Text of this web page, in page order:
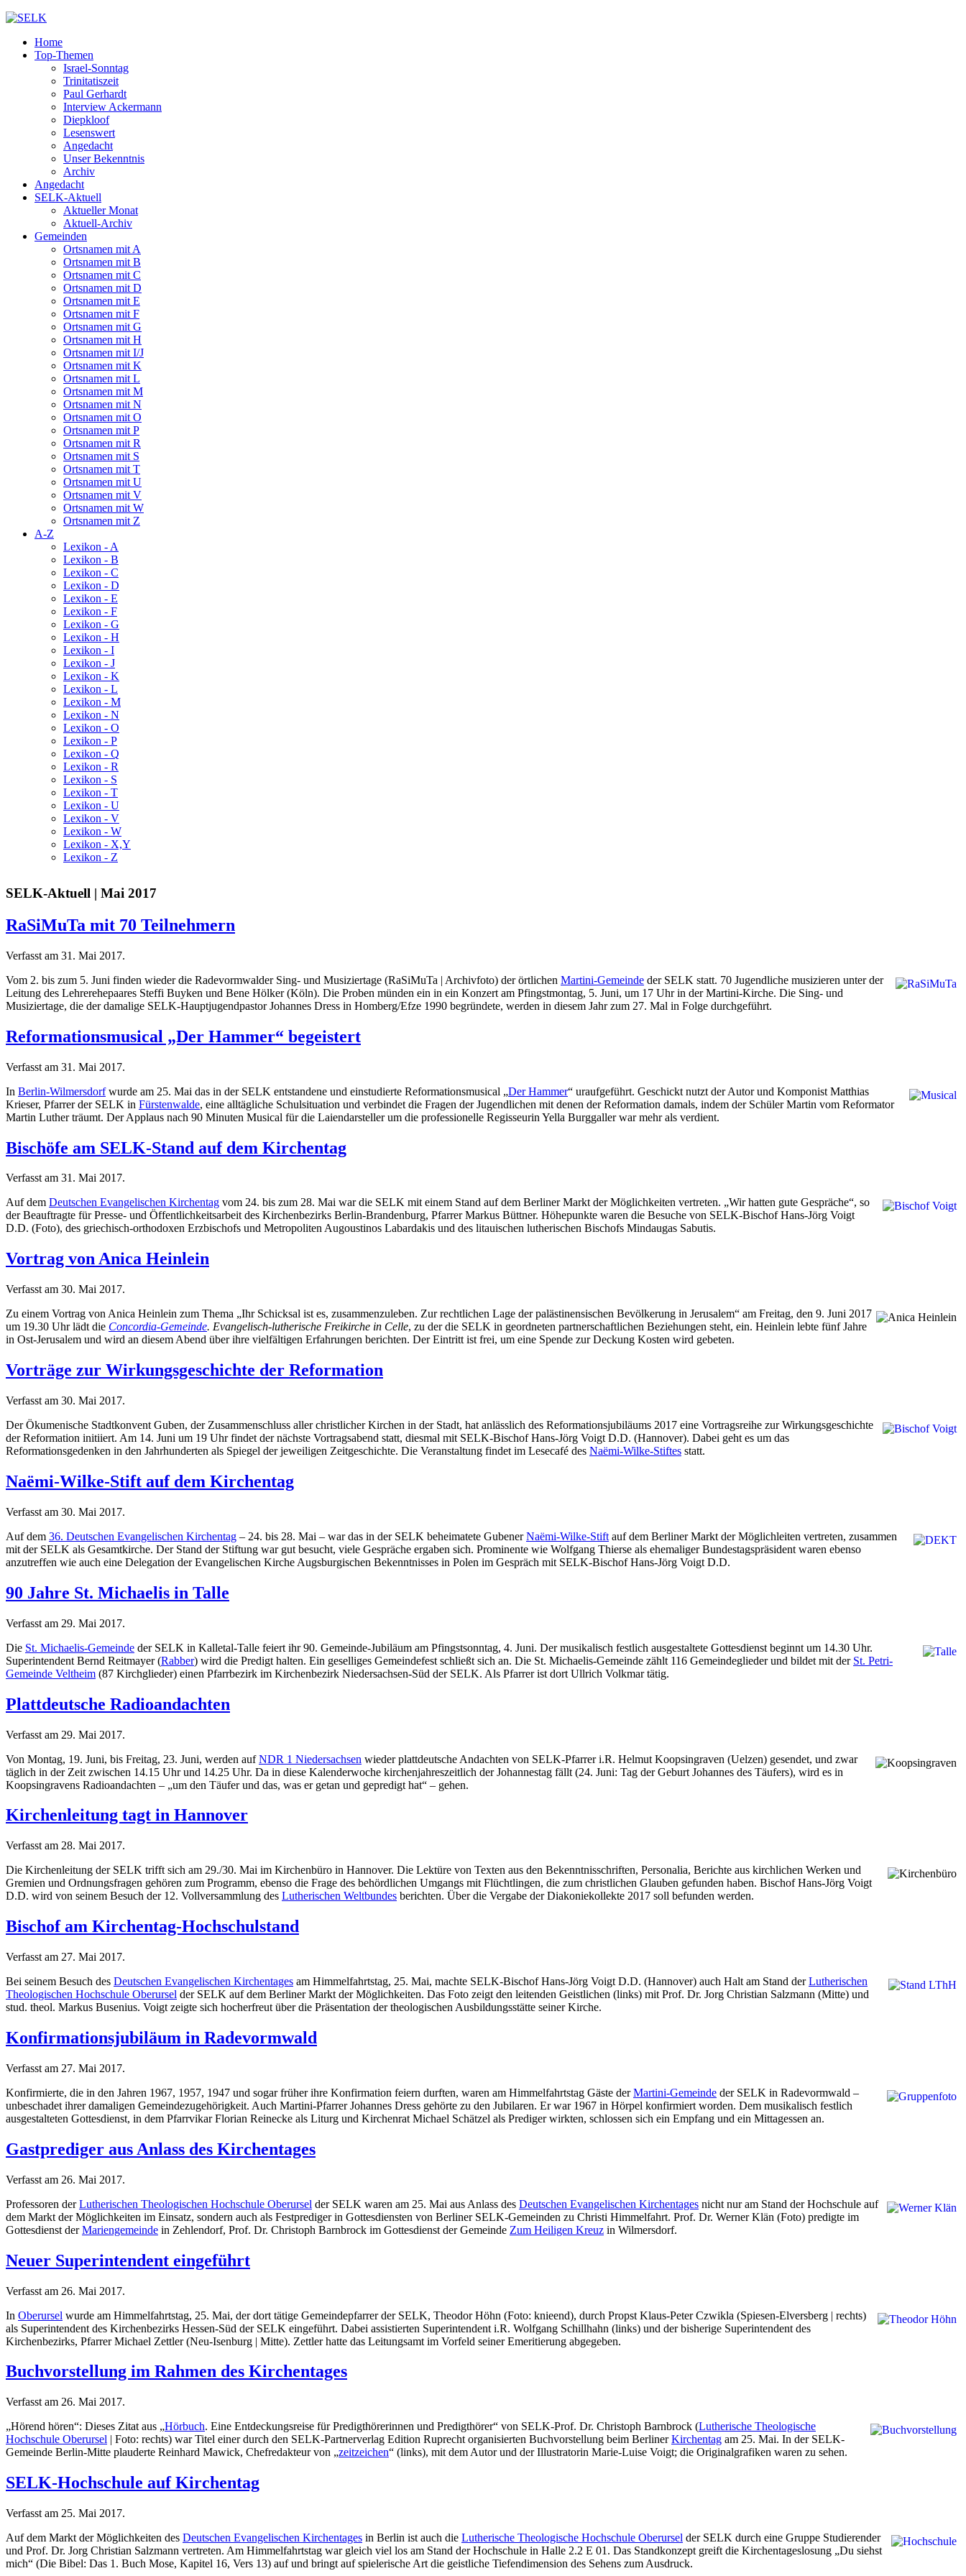
Home
Top-Themen
Israel-Sonntag
Trinitatiszeit
Paul Gerhardt
Interview Ackermann
Diepkloof
Lesenswert
Angedacht
Unser Bekenntnis
Archiv
Angedacht
SELK-Aktuell
Aktueller Monat
Aktuell-Archiv
Gemeinden
Ortsnamen mit A
Ortsnamen mit B
Ortsnamen mit C
Ortsnamen mit D
Ortsnamen mit E
Ortsnamen mit F
Ortsnamen mit G
Ortsnamen mit H
Ortsnamen mit I/J
Ortsnamen mit K
Ortsnamen mit L
Ortsnamen mit M
Ortsnamen mit N
Ortsnamen mit O
Ortsnamen mit P
Ortsnamen mit R
Ortsnamen mit S
Ortsnamen mit T
Ortsnamen mit U
Ortsnamen mit V
Ortsnamen mit W
Ortsnamen mit Z
A-Z
Lexikon - A
Lexikon - B
Lexikon - C
Lexikon - D
Lexikon - E
Lexikon - F
Lexikon - G
Lexikon - H
Lexikon - I
Lexikon - J
Lexikon - K
Lexikon - L
Lexikon - M
Lexikon - N
Lexikon - O
Lexikon - P
Lexikon - Q
Lexikon - R
Lexikon - S
Lexikon - T
Lexikon - U
Lexikon - V
Lexikon - W
Lexikon - X,Y
Lexikon - Z
SELK-Aktuell | Mai 2017
RaSiMuTa mit 70 Teilnehmern
Verfasst am 31. Mai 2017.
Vom 2. bis zum 5. Juni finden wieder die Radevormwalder Sing- und Musiziertage (RaSiMuTa | Archivfoto) der örtlichen Martini-Gemeinde der SELK statt. 70 Jugendliche musizieren unter der
Leitung des Lehrerehepaares Steffi Buyken und Bene Hölker (Köln). Die Proben münden ein in ein Konzert am Pfingstmontag, 5. Juni, um 17 Uhr in der Martini-Kirche. Die Sing- und
Musiziertage, die der damalige SELK-Hauptjugendpastor Johannes Dress in Homberg/Efze 1990 begründete, werden in diesem Jahr zum 27. Mal in Folge durchgeführt.
Reformationsmusical „Der Hammer“ begeistert
Verfasst am 31. Mai 2017.
In Berlin-Wilmersdorfwurde am 25. Mai das in der SELK entstandene und einstudierte Reformationsmusical „Der Hammer“ uraufgeführt. Geschickt nutzt der Autor und Komponist Matthias
Krieser, Pfarrer der SELK in Fürstenwalde, eine alltägliche Schulsituation und verbindet die Fragen der Jugendlichen mit denen der Reformation damals, indem der Schüler Martin vom Reformator
Martin Luther träumt. Der Applaus nach 90 Minuten Musical für die Laiendarsteller um die professionelle Regisseurin Yella Burggaller war mehr als verdient.
Bischöfe am SELK-Stand auf dem Kirchentag
Verfasst am 31. Mai 2017.
Auf dem Deutschen Evangelischen Kirchentag vom 24. bis zum 28. Mai war die SELK mit einem Stand auf dem Berliner Markt der Möglichkeiten vertreten. „Wir hatten gute Gespräche“, so
der Beauftragte für Presse- und Öffentlichkeitsarbeit des Kirchenbezirks Berlin-Brandenburg, Pfarrer Markus Büttner. Höhepunkte waren die Besuche von SELK-Bischof Hans-Jörg Voigt
D.D. (Foto), des griechisch-orthodoxen Erzbischofs und Metropoliten Augoustinos Labardakis und des litauischen lutherischen Bischofs Mindaugas Sabutis.
Vortrag von Anica Heinlein
Verfasst am 30. Mai 2017.
Zu einem Vortrag von Anica Heinlein zum Thema „Ihr Schicksal ist es, zusammenzuleben. Zur rechtlichen Lage der palästinensischen Bevölkerung in Jerusalem“ am Freitag, den 9. Juni 2017
um 19.30 Uhr lädt die Concordia-Gemeinde. Evangelisch-lutherische Freikirche in Celle, zu der die SELK in geordneten partnerschaftlichen Beziehungen steht, ein. Heinlein lebte fünf Jahre
in Ost-Jerusalem und wird an diesem Abend über ihre vielfältigen Erfahrungen berichten. Der Eintritt ist frei, um eine Spende zur Deckung Kosten wird gebeten.
Vorträge zur Wirkungsgeschichte der Reformation
Verfasst am 30. Mai 2017.
Der Ökumenische Stadtkonvent Guben, der Zusammenschluss aller christlicher Kirchen in der Stadt, hat anlässlich des Reformationsjubiläums 2017 eine Vortragsreihe zur Wirkungsgeschichte
der Reformation initiiert. Am 14. Juni um 19 Uhr findet der nächste Vortragsabend statt, diesmal mit SELK-Bischof Hans-Jörg Voigt D.D. (Hannover). Dabei geht es um das
Reformationsgedenken in den Jahrhunderten als Spiegel der jeweiligen Zeitgeschichte. Die Veranstaltung findet im Lesecafé des Naëmi-Wilke-Stiftes statt.
Naëmi-Wilke-Stift auf dem Kirchentag
Verfasst am 30. Mai 2017.
Auf dem 36. Deutschen Evangelischen Kirchentag – 24. bis 28. Mai – war das in der SELK beheimatete GubenerNaëmi-Wilke-Stift auf dem Berliner Markt der Möglichleiten vertreten, zusammen
mit der SELK als Gesamtkirche. Der Stand der Stiftung war gut besucht, viele Gespräche ergaben sich. Prominente wie Wolfgang Thierse als ehemaliger Bundestagspräsident waren ebenso
anzutreffen wie auch eine Delegation der Evangelischen Kirche Augsburgischen Bekenntnisses in Polen im Gespräch mit SELK-Bischof Hans-Jörg Voigt D.D.
90 Jahre St. Michaelis in Talle
Verfasst am 29. Mai 2017.
Die St. Michaelis-Gemeinde der SELK in Kalletal-Talle feiert ihr 90. Gemeinde-Jubiläum am Pfingstsonntag, 4. Juni. Der musikalisch festlich ausgestaltete Gottesdienst beginnt um 14.30 Uhr.
Superintendent Bernd Reitmayer (Rabber) wird die Predigt halten. Ein geselliges Gemeindefest schließt sich an. Die St. Michaelis-Gemeinde zählt 116 Gemeindeglieder und bildet mit der St. Petri-
Gemeinde Veltheim (87 Kirchglieder) einen Pfarrbezirk im Kirchenbezirk Niedersachsen-Süd der SELK. Als Pfarrer ist dort Ullrich Volkmar tätig.
Plattdeutsche Radioandachten
Verfasst am 29. Mai 2017.
Von Montag, 19. Juni, bis Freitag, 23. Juni, werden aufNDR 1 Niedersachsen wieder plattdeutsche Andachten von SELK-Pfarrer i.R. Helmut Koopsingraven (Uelzen) gesendet, und zwar
täglich in der Zeit zwischen 14.15 Uhr und 14.25 Uhr. Da in diese Kalenderwoche kirchenjahreszeitlich der Johannestag fällt (24. Juni: Tag der Geburt Johannes des Täufers), wird es in
Koopsingravens Radioandachten – „um den Täufer und das, was er getan und gepredigt hat“ – gehen.
Kirchenleitung tagt in Hannover
Verfasst am 28. Mai 2017.
Die Kirchenleitung der SELK trifft sich am 29./30. Mai im Kirchenbüro in Hannover. Die Lektüre von Texten aus den Bekenntnisschriften, Personalia, Berichte aus kirchlichen Werken und
Gremien und Ordnungsfragen gehören zum Programm, ebenso die Frage des behördlichen Umgangs mit Flüchtlingen, die zum christlichen Glauben gefunden haben. Bischof Hans-Jörg Voigt
D.D. wird von seinem Besuch der 12. Vollversammlung des Lutherischen Weltbundes berichten. Über die Vergabe der Diakoniekollekte 2017 soll befunden werden.
Bischof am Kirchentag-Hochschulstand
Verfasst am 27. Mai 2017.
Bei seinem Besuch des Deutschen Evangelischen Kirchentages am Himmelfahrtstag, 25. Mai, machte SELK-Bischof Hans-Jörg Voigt D.D. (Hannover) auch Halt am Stand derLutherischen
Theologischen Hochschule Oberursel der SELK auf dem Berliner Markt der Möglichkeiten. Das Foto zeigt den leitenden Geistlichen (links) mit Prof. Dr. Jorg Christian Salzmann (Mitte) und
stud. theol. Markus Busenius. Voigt zeigte sich hocherfreut über die Präsentation der theologischen Ausbildungsstätte seiner Kirche.
Konfirmationsjubiläum in Radevormwald
Verfasst am 27. Mai 2017.
Konfirmierte, die in den Jahren 1967, 1957, 1947 und sogar früher ihre Konfirmation feiern durften, waren am Himmelfahrtstag Gäste derMartini-Gemeinde der SELK in Radevormwald –
unbeschadet ihrer damaligen Gemeindezugehörigkeit. Auch Martini-Pfarrer Johannes Dress gehörte zu den Jubilaren. Er war 1967 in Hörpel konfirmiert worden. Dem musikalisch festlich
ausgestalteten Gottesdienst, in dem Pfarrvikar Florian Reinecke als Liturg und Kirchenrat Michael Schätzel als Prediger wirkten, schlossen sich ein Empfang und ein Mittagessen an.
Gastprediger aus Anlass des Kirchentages
Verfasst am 26. Mai 2017.
Professoren derLutherischen Theologischen Hochschule Oberursel der SELK waren am 25. Mai aus Anlass des Deutschen Evangelischen Kirchentages nicht nur am Stand der Hochschule auf
dem Markt der Möglichkeiten im Einsatz, sondern auch als Festprediger in Gottesdiensten von Berliner SELK-Gemeinden zu Christi Himmelfahrt. Prof. Dr. Werner Klän (Foto) predigte im
Gottesdienst derMariengemeinde in Zehlendorf, Prof. Dr. Christoph Barnbrock im Gottesdienst der Gemeinde Zum Heiligen Kreuz in Wilmersdorf.
Neuer Superintendent eingeführt
Verfasst am 26. Mai 2017.
In Oberursel wurde am Himmelfahrtstag, 25. Mai, der dort tätige Gemeindepfarrer der SELK, Theodor Höhn (Foto: knieend), durch Propst Klaus-Peter Czwikla (Spiesen-Elversberg | rechts)
als Superintendent des Kirchenbezirks Hessen-Süd der SELK eingeführt. Dabei assistierten Superintendent i.R. Wolfgang Schillhahn (links) und der bisherige Superintendent des
Kirchenbezirks, Pfarrer Michael Zettler (Neu-Isenburg | Mitte). Zettler hatte das Leitungsamt im Vorfeld seiner Emeritierung abgegeben.
Buchvorstellung im Rahmen des Kirchentages
Verfasst am 26. Mai 2017.
„Hörend hören“: Dieses Zitat aus „Hörbuch. Eine Entdeckungsreise für Predigthörerinnen und Predigthörer“ von SELK-Prof. Dr. Christoph Barnbrock (Lutherische Theologische
Hochschule Oberursel | Foto: rechts) war Titel einer durch den SELK-Partnerverlag Edition Ruprecht organisierten Buchvorstellung beim BerlinerKirchentag am 25. Mai. In der SELK-
Gemeinde Berlin-Mitte plauderte Reinhard Mawick, Chefredakteur von „zeitzeichen“ (links), mit dem Autor und der Illustratorin Marie-Luise Voigt; die Originalgrafiken waren zu sehen.
SELK-Hochschule auf Kirchentag
Verfasst am 25. Mai 2017.
Auf dem Markt der Möglichkeiten des Deutschen Evangelischen Kirchentages in Berlin ist auch die Lutherische Theologische Hochschule Oberursel der SELK durch eine Gruppe Studierender
und Prof. Dr. Jorg Christian Salzmann vertreten. Am Himmelfahrtstag war gleich viel los am Stand der Hochschule in Halle 2.2 E 01. Das Standkonzept greift die Kirchentageslosung „Du siehst
mich“ (Die Bibel: Das 1. Buch Mose, Kapitel 16, Vers 13) auf und bringt auf spielerische Art die geistliche Tiefendimension des Sehens zum Ausdruck.